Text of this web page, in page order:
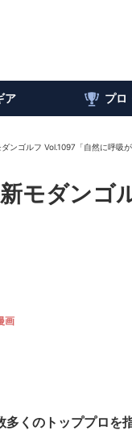
ア プロ
ダンゴルフ Vol.1097「自然に呼吸が
新モダン
画
多くのトッププロ